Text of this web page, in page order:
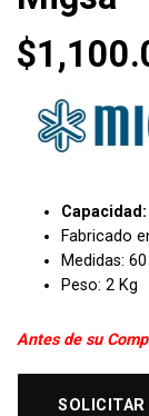
$
Fabricado
Medidas:
Peso: 2 Kg
Antes de su